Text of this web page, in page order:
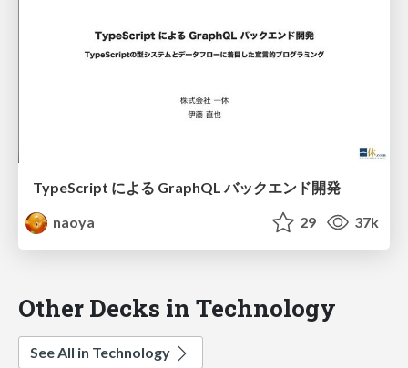
TypeScript による GraphQL バックエンド開発
naoya
29 37k
Other Decks in Technology
See All in Technology